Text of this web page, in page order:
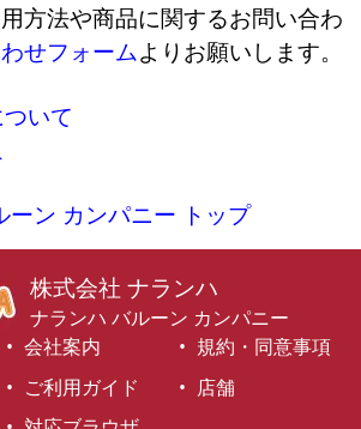
方法や商品に関するお問い合わ
せフォームよりお願いします。
いて
ーン カンパニー トップ
株式会社 ナランハ
ナランハ バルーン カンパニー
会社案内
規約・同意事項
ご利用ガイド
店舗